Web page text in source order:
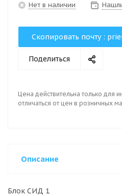
Нет в наличии
Скопировать почту :
Поделиться
Цена действительна только для
отличаться от цен в розничных
Описание
Блок СИД 1